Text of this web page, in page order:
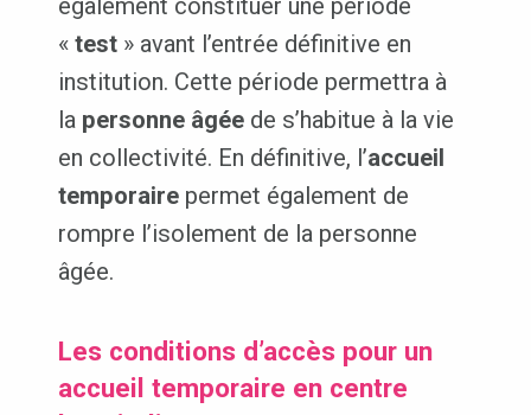
également constituer une période
« test» avant l’entrée définitive en
institution. Cette période permettra à
la personne âgée de s’habitue à la vie
en collectivité. En définitive, l’accueil
temporairepermet également de
rompre l’isolement de la personne
âgée.
Les conditions d’accès pour un
accueil temporaire en centre